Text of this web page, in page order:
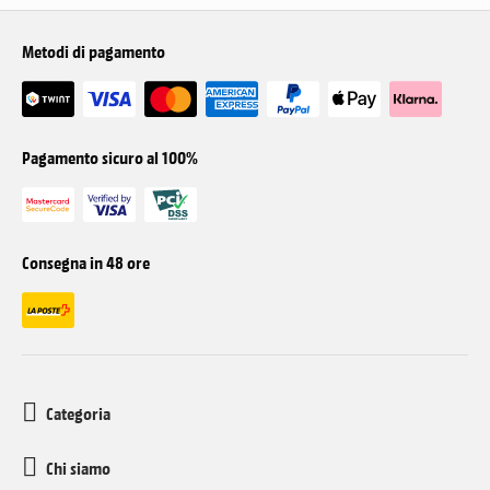
Metodi di pagamento
Pagamento sicuro al 100%
Consegna in 48 ore
Categoria
Chi siamo